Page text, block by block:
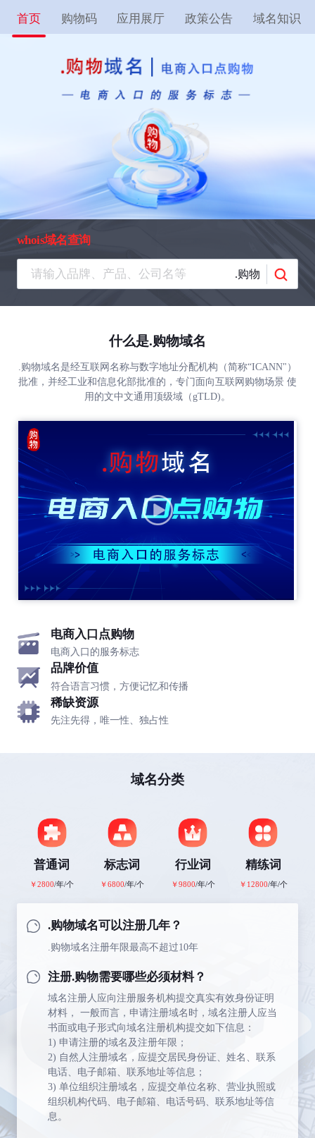
首页 购物码 应用展厅 政策公告 域名知识
whois域名查询
.购物
什么是.购物域名
.购物域名是经互联网名称与数字地址分配机构（简称“ICANN"）
批准，并经工业和信息化部批准的，专门面向互联网购物场景 使
用的文中文通用顶级域（gTLD)。
电商入口点购物
电商入口的服务标志
品牌价值
符合语言习惯，方便记忆和传播
稀缺资源
先注先得，唯一性、独占性
域名分类
普通词
￥2800/年/个
标志词
￥6800/年/个
行业词
￥9800/年/个
精练词
￥12800/年/个
.购物域名可以注册几年？
.购物域名注册年限最高不超过10年
注册.购物需要哪些必须材料？
域名注册人应向注册服务机构提交真实有效身份证明
材料， 一般而言，申请注册域名时，域名注册人应当
书面或电子形式向域名注册机构提交如下信息：
1) 申请注册的域名及注册年限；
2) 自然人注册域名，应提交居民身份证、姓名、联系
电话、电子邮箱、联系地址等信息；
3) 单位组织注册域名，应提交单位名称、营业执照或
组织机构代码、电子邮箱、电话号码、联系地址等信
息。